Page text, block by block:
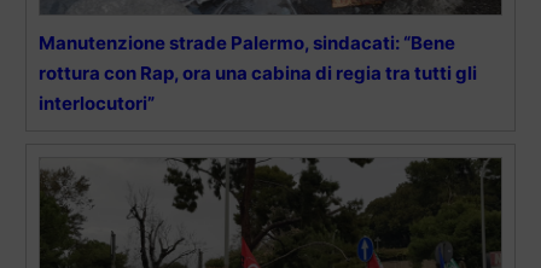
Manutenzione strade Palermo, sindacati: “Bene
rottura con Rap, ora una cabina di regia tra tutti gli
interlocutori”